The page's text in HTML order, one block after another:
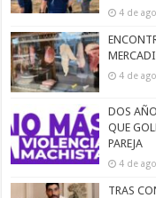
4 de
4 de
DOS
QUE
PAREJA
4 de
TRAS